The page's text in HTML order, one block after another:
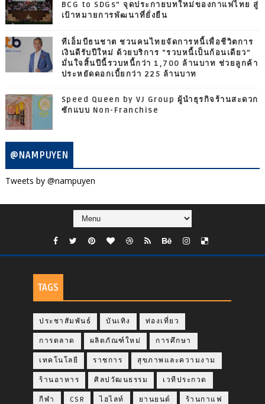
BCG to SDGs” จุดประกายบทใหม่ของกาแฟไทย สู่
เป้าหมายการพัฒนาที่ยั่งยืน
ทีเอ็มบีธนชาต ชวนคนไทยจัดการหนี้เพื่อชีวิตการ
เงินดีรับปีใหม่ ด้วยบริการ “รวบหนี้เป็นก้อนเดียว”
มั่นใจสิ้นปีนี้รวบหนี้กว่า 1,700 ล้านบาท ช่วยลูกค้า
ประหยัดดอกเบี้ยกว่า 225 ล้านบาท
Speed Queen by VJ Group ผู้นำธุรกิจร้านสะดวก
ซักแบบ Non-Franchise
@NAMPUYEN
Tweets by @nampuyen
TAGS
ประชาสัมพันธ์ บันเทิง ท่องเที่ยว
การตลาด ผลิตภัณฑ์ใหม่ การศึกษา
เทคโนโลยี ราชการ สุขภาพและความงาม
ร้านอาหาร ศิลปวัฒนธรรม เวทีประกวด
กีฬา CSR ไฮไลท์ ยานยนต์ ร้านกาแฟ